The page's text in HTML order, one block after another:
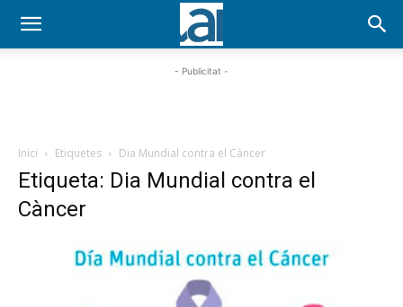
- Publicitat -
Inici Etiquetes Dia Mundial contra el Càncer
Etiqueta: Dia Mundial contra el
Càncer